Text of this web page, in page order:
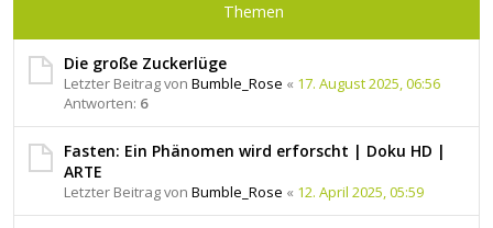
Themen
Die große Zuckerlüge
Letzter Beitrag von Bumble_Rose « 17. August 2025, 06:56
Antworten: 6
Fasten: Ein Phänomen wird erforscht | Doku HD |
ARTE
Letzter Beitrag von Bumble_Rose « 12. April 2025, 05:59